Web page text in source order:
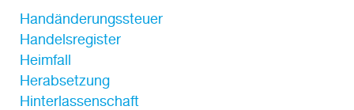
Handänderungssteuer
Handelsregister
Heimfall
Herabsetzung
Hinterlassenschaft